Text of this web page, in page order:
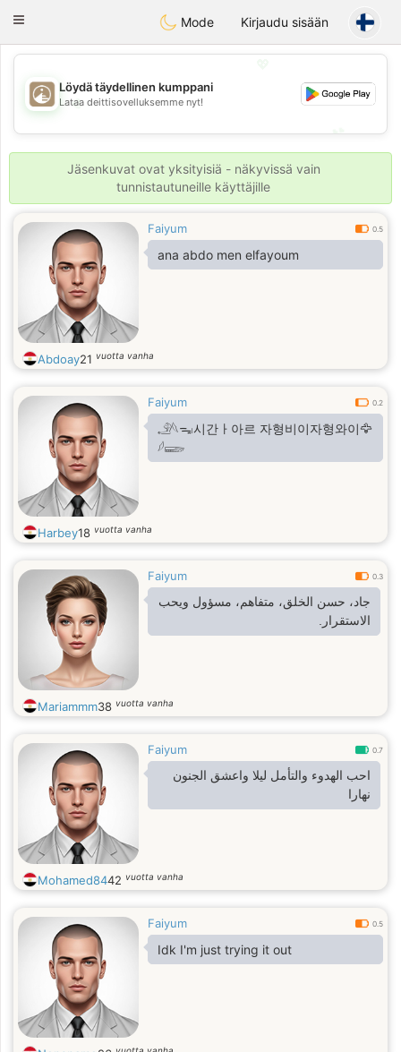
Bahebik
Toggle
Mode Kirjaudu sisään
💖
💕
Löydä täydellinen kumppani
Lataa deittisovelluksemme nyt!
Jäsenkuvat ovat yksityisiä - näkyvissä vain
tunnistautuneille käyttäjille
Faiyum 0.5
ana abdo men elfayoum
Abdoay21 vuotta vanha
Faiyum 0.2
𓄂𓆩ᯓ𓏺시간ㅏ아르 자형비이자형와이🦅
𓆪𓆃
Harbey18 vuotta vanha
Faiyum 0.3
جاد، حسن الخلق، متفاهم، مسؤول ويحب
الاستقرار.
Mariammm38 vuotta vanha
Faiyum 0.7
احب الهدوء والتأمل ليلا واعشق الجنون
نهارا
Mohamed8442 vuotta vanha
Faiyum 0.5
Idk I'm just trying it out